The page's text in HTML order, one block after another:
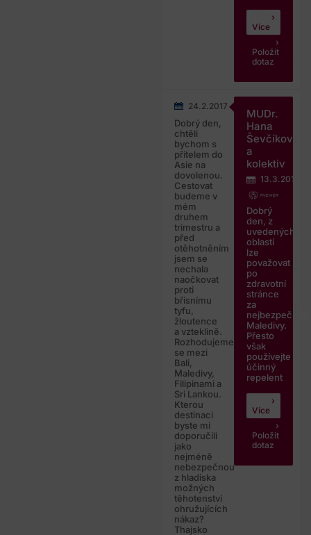
Více
Položit
dotaz
24.2.2017
Dobrý den,
chtěli
bychom s
přítelem do
Asie na
dovolenou.
Cestovat
budeme v
mém
druhem
trimestru a
před
otěhotněním
jsem se
nechala
naočkovat
proti
břisnímu
tyfu,
žloutence
a vzteklině.
Rozhodujeme
se mezi
Bali,
Maledivy,
Filipinami a
Sri Lankou.
Kterou
destinaci
byste mi
doporučili
jako
nejméně
nebezpečnou
z hladiska
možných
těhotenství
ohružujících
nákaz?
Thajsko
MUDr.
Hana
Ševčíková
a
kolektiv
13.3.2017
Dobrý
den, z
uvedených
oblastí
lze
považovat
po
zdravotní
stránce
za
Maledivy.
Přesto
však
používejte
účinný
repelent
Více
Položit
dotaz